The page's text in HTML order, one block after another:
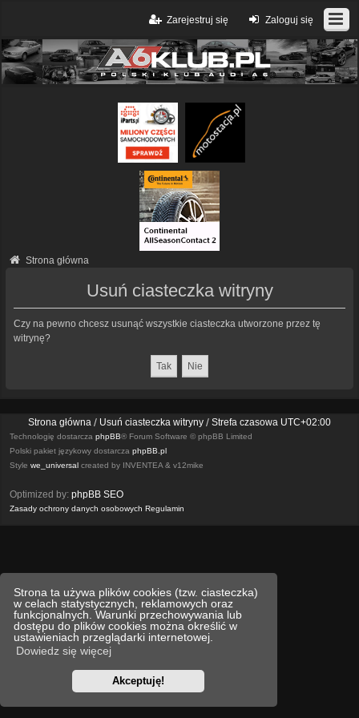
Strona ta używa plików cookies (tzw. ciasteczka)
w celach statystycznych, reklamowych oraz
funkcjonalnych. Warunki przechowywania lub
dostępu do plików cookies można określić w
ustawieniach przeglądarki internetowej.
Dowiedz się więcej
Akceptuję!
Zaloguj się
Zarejestruj się
Strona główna
Usuń ciasteczka witryny
Czy na pewno chcesz usunąć wszystkie ciasteczka utworzone przez tę
witrynę?
Strona główna Usuń ciasteczka witryny Strefa czasowa UTC+02:00
Technologię dostarcza phpBB® Forum Software © phpBB Limited
Polski pakiet językowy dostarcza phpBB.pl
Style we_universal created by INVENTEA & v12mike
Optimized by: phpBB SEO
Zasady ochrony danych osobowych Regulamin